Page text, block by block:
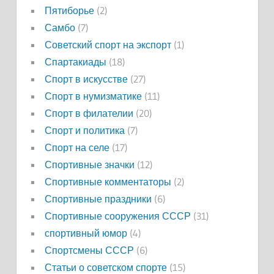
Пятиборье(2)
Самбо(7)
Советский спорт на экспорт(1)
Спартакиады (18)
Спорт в искусстве(27)
Спорт в нумизматике(11)
Спорт в филателии (20)
Спорт и политика (7)
Спорт на селе(17)
Спортивные значки (12)
Спортивные комментаторы (2)
Спортивные праздники (6)
Спортивные сооружения СССР (31)
спортивный юмор(4)
Спортсмены СССР (6)
Статьи о советском спорте(15)